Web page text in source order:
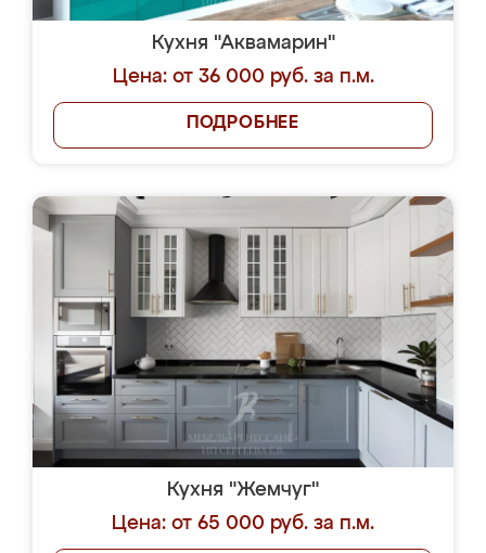
Кухня "Аквамарин"
Цена: от 36 000 руб. за п.м.
ПОДРОБНЕЕ
Кухня "Жемчуг"
Цена: от 65 000 руб. за п.м.